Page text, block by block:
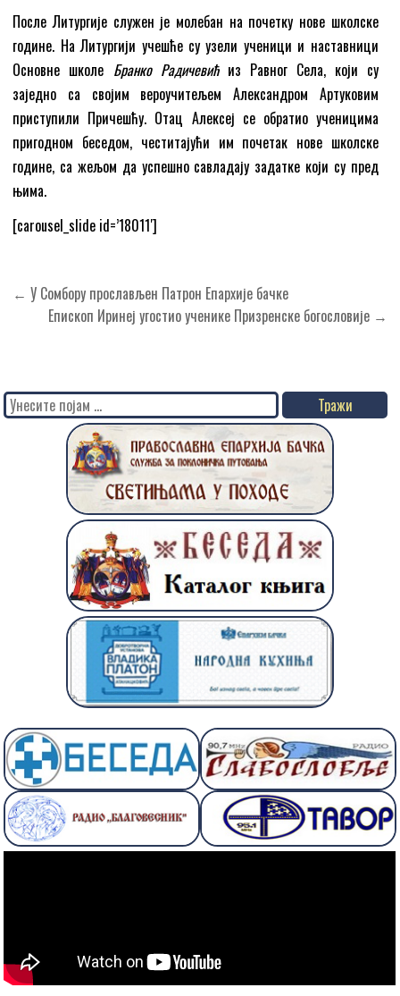
После Литургије служен је молебан на почетку нове школске
године. На Литургији учешће су узели ученици и наставници
Основне школе Бранко Радичевићиз Равног Села, који су
заједно са својим вероучитељем Александром Артуковим
приступили Причешћу. Отац Алексеј се обратио ученицима
пригодном беседом, честитајући им почетак нове школске
године, са жељом да успешно савладају задатке који су пред
њима.
[carousel_slide id=’18011′]
Кретање
чланка
← У Сомбору прослављен Патрон Епархије бачке
Епископ Иринеј угостио ученике Призренске богословије →
Search
for: